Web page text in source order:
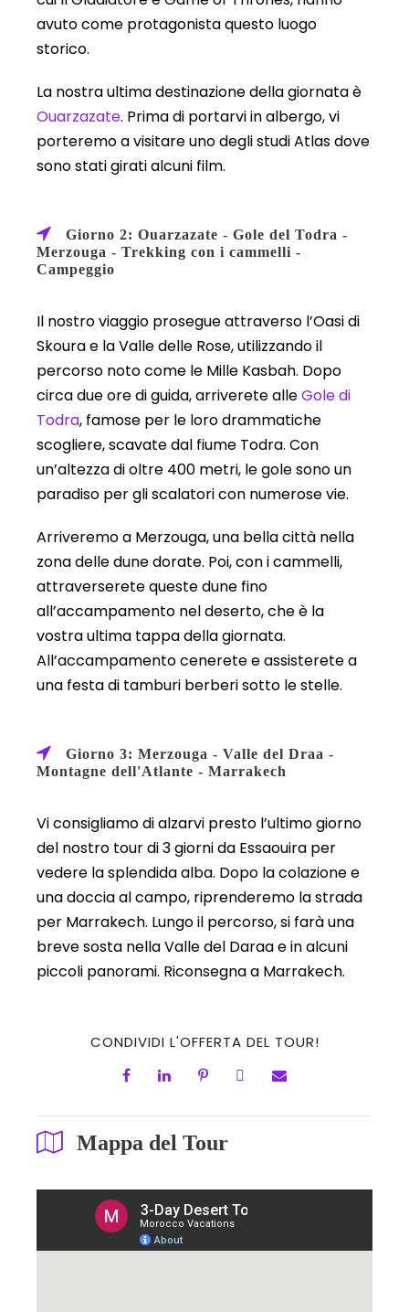
avuto come protagonista questo luogo
storico.
La nostra ultima destinazione della giornata è
Ouarzazate. Prima di portarvi in albergo, vi
porteremo a visitare uno degli studi Atlas dove
sono stati girati alcuni film.
Giorno 2: Ouarzazate - Gole del Todra -
Merzouga - Trekking con i cammelli -
Campeggio
Il nostro viaggio prosegue attraverso l’Oasi di
Skoura e la Valle delle Rose, utilizzando il
percorso noto come le Mille Kasbah. Dopo
circa due ore di guida, arriverete alleGole di
Todra, famose per le loro drammatiche
scogliere, scavate dal fiume Todra. Con
un’altezza di oltre 400 metri, le gole sono un
paradiso per gli scalatori con numerose vie.
Arriveremo a Merzouga, una bella città nella
zona delle dune dorate. Poi, con i cammelli,
attraverserete queste dune fino
all’accampamento nel deserto, che è la
vostra ultima tappa della giornata.
All’accampamento cenerete e assisterete a
una festa di tamburi berberi sotto le stelle.
Giorno 3: Merzouga - Valle del Draa -
Montagne dell'Atlante - Marrakech
Vi consigliamo di alzarvi presto l’ultimo giorno
del nostro tour di 3 giorni da Essaouira per
vedere la splendida alba. Dopo la colazione e
una doccia al campo, riprenderemo la strada
per Marrakech. Lungo il percorso, si farà una
breve sosta nella Valle del Daraa e in alcuni
piccoli panorami. Riconsegna a Marrakech.
CONDIVIDI L'OFFERTA DEL TOUR!
Mappa del Tour